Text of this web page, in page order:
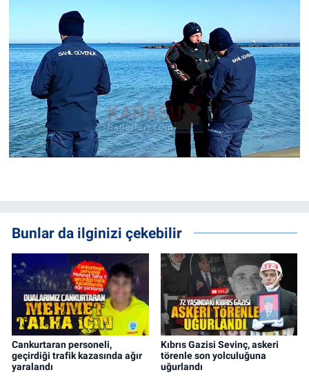
Bunlar da ilginizi çekebilir
Cankurtaran personeli,
geçirdiği trafik kazasında ağır
yaralandı
Kıbrıs Gazisi Sevinç, askeri
törenle son yolculuğuna
uğurlandı